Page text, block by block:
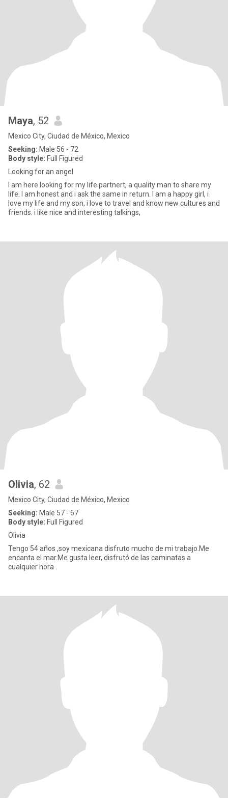
Maya, 52
Mexico City, Ciudad de México, Mexico
Seeking: Male 56 - 72
Body style: Full Figured
Looking for an angel
I am here looking for my life partnert, a quality man to share my
life. I am honest and i ask the same in return. I am a happy girl, i
love my life and my son, i love to travel and know new cultures and
friends. i like nice and interesting talkings,
Olivia, 62
Mexico City, Ciudad de México, Mexico
Seeking: Male 57 - 67
Body style: Full Figured
Olivia
Tengo 54 años ,soy mexicana disfruto mucho de mi trabajo.Me
encanta el mar.Me gusta leer, disfrutó de las caminatas a
cualquier hora .